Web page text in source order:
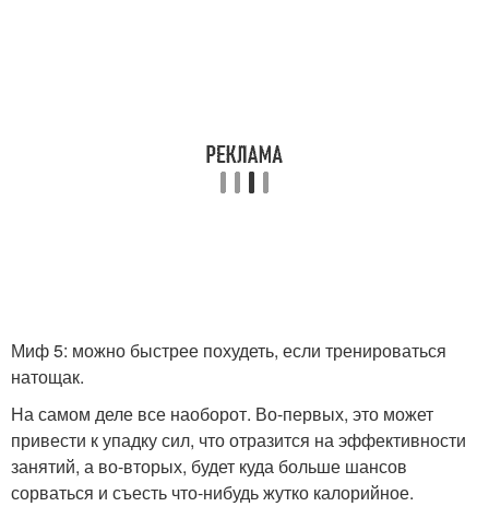
Миф 5: можно быстрее похудеть, если тренироваться
натощак.
На самом деле все наоборот. Во-первых, это может
привести к упадку сил, что отразится на эффективности
занятий, а во-вторых, будет куда больше шансов
сорваться и съесть что-нибудь жутко калорийное.